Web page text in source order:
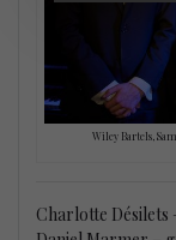
Wiley Bartels,
Charlotte Désilets